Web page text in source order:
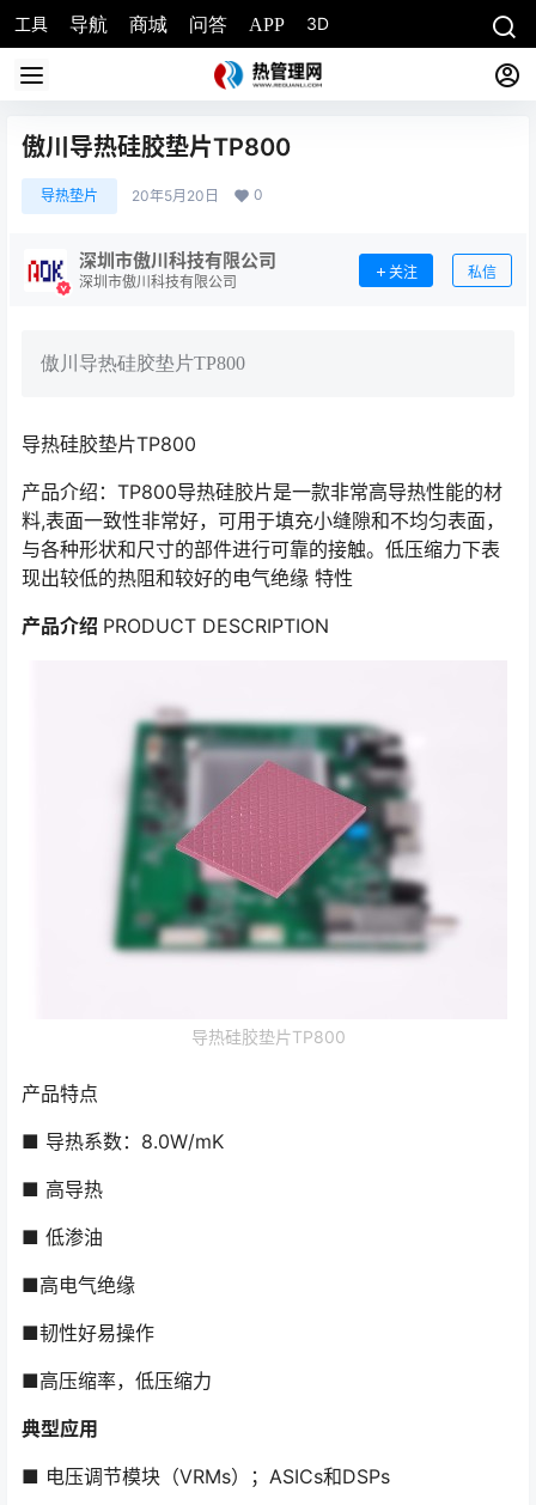
工具 导航 商城 问答 APP 3D
傲川导热硅胶垫片TP800
导热垫片 20年5月20日 0
深圳市傲川科技有限公司
深圳市傲川科技有限公司
关注 私信
傲川导热硅胶垫片TP800
导热硅胶垫片TP800
产品介绍：TP800导热硅胶片是一款非常高导热性能的材
料,表面一致性非常好，可用于填充小缝隙和不均匀表面，
与各种形状和尺寸的部件进行可靠的接触。低压缩力下表
现出较低的热阻和较好的电气绝缘 特性
产品介绍 PRODUCT DESCRIPTION
导热硅胶垫片TP800
产品特点
■ 导热系数：8.0W/mK
■ 高导热
■ 低渗油
■高电气绝缘
■韧性好易操作
■高压缩率，低压缩力
典型应用
■ 电压调节模块（VRMs）；ASICs和DSPs